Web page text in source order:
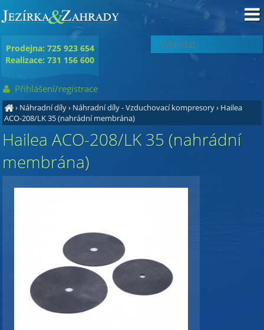
› Náhradní díly› Náhradní díly - Vzduchovací kompresory› Hailea
ACO-208/LK 35 (nahrádní membrána)
Hailea ACO-208/LK 35 (nahrádní
membrána)
Prodejna: 725 923 654
Realizace: 731 156 600
Přihlášení/registrace